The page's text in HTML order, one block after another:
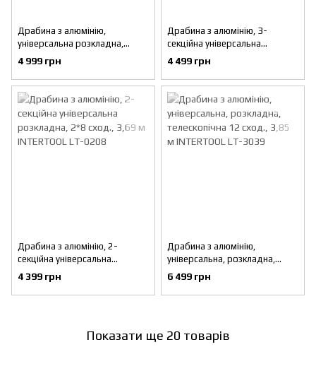
Драбина з алюмінію,
універсальна розкладна,
телескопічна 4*4 сход.
INTERTOOL LT-2044
4 999 грн
Драбина з алюмінію, 3-
секційна універсальна
розкладна, 3*6 сход., 3,4 м
INTERTOOL LT-0306
4 499 грн
Драбина з алюмінію, 2-
секційна універсальна
розкладна, 2*8 сход., 3,69 м
INTERTOOL LT-0208
4 399 грн
Драбина з алюмінію,
універсальна, розкладна,
телескопічна 12 сход., 3,85 м
INTERTOOL LT-3039
6 499 грн
Показати ще 20 товарів